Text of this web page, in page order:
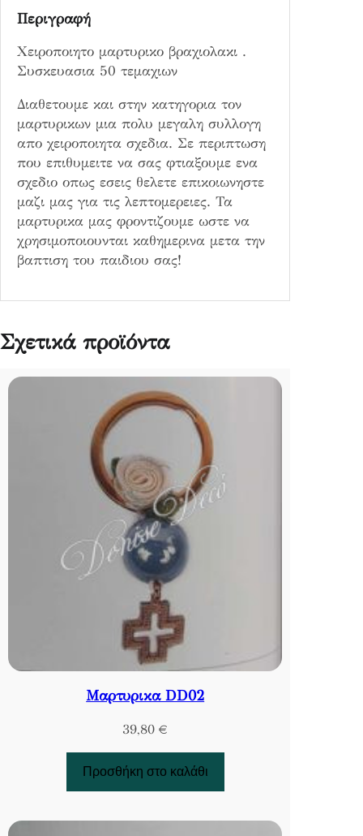
Περιγραφή
Χειροποιητο μαρτυρικο βραχιολακι .
Συσκευασια 50 τεμαχιων
Διαθετουμε και στην κατηγορια τον
μαρτυρικων μια πολυ μεγαλη συλλογη
απο χειροποιητα σχεδια. Σε περιπτωση
που επιθυμειτε να σας φτιαξουμε ενα
σχεδιο οπως εσεις θελετε επικοιωνηστε
μαζι μας για τις λεπτομερειες. Τα
μαρτυρικα μας φροντιζουμε ωστε να
χρησιμοποιουνται καθημερινα μετα την
βαπτιση του παιδιου σας!
Σχετικά προϊόντα
Μαρτυρικα DD02
39,80 €
Προσθήκη στο καλάθι